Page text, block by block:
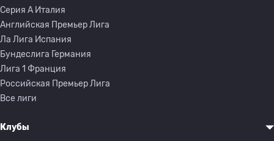
Серия A Италия
Английская Премьер Лига
Ла Лига Испания
Бундеслига Германия
Лига 1 Франция
Российская Премьер Лига
Все лиги
Клубы